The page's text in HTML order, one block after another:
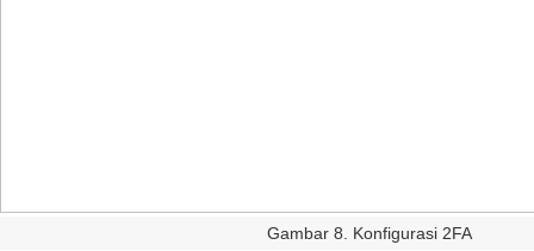
Gambar 8 Konfigurasi 2FA